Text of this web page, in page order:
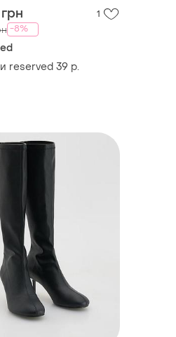
1
-8%
reserved 39 р.